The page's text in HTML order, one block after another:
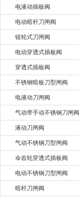
电液动插板阀
电动暗杆刀闸阀
链轮式刀闸阀
电动穿透式插板阀
穿透式插板阀
不锈钢暗板刀型闸阀
电液动刀闸阀
气动带手动不锈钢刀闸阀
液动刀闸阀
气动不锈钢刀型闸阀
伞齿轮穿透式插板阀
电动不锈钢刀型闸阀
暗杆刀闸阀